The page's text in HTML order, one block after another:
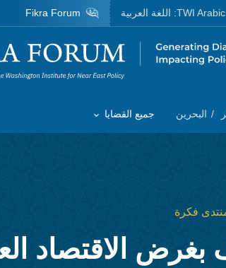
البحرين
Toggle List of
جميع القضايا
TWI Arabic: اللغة العربية Fikra Forum
فكرة
بغرض الاقتصاد